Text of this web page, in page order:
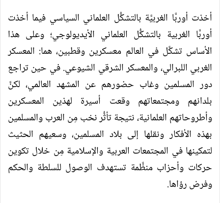
أخذت أوربَّا الغربيَّة بالتشكُّل العلماني السياسي فيما أخذت
أوربَّا الغربية بالتشكُّل العلماني الأيديولوجي؛ وعلى هذا
الأساس تشكَّل في العالم معسكرين وقطبين، هما: المعسكر
الغربي اللبرالي، والمعسكر الشرقي الشيوعي. في حين تراجع
دور المسلمين وغاب حضورهم عن المشهد العالمي، لكنَّ
بلدانهم ومجتمعاتهم وقعت أسيرة لهذين المعسكرين
وأطروحاتهم العلمانية، نتيجة تأثُّر نخب مِن العرب والمسلمين
بهذه الأفكار ونقلها إلى بلاد المسلمين، وسعيهم الحثيث
لتمكينها في المجتمعات العربية والإسلامية مِن خلال تكوين
حركات وأحزاب منظَّمة تستهدف الوصول للسلطة والحكم
وفرض رؤاها.